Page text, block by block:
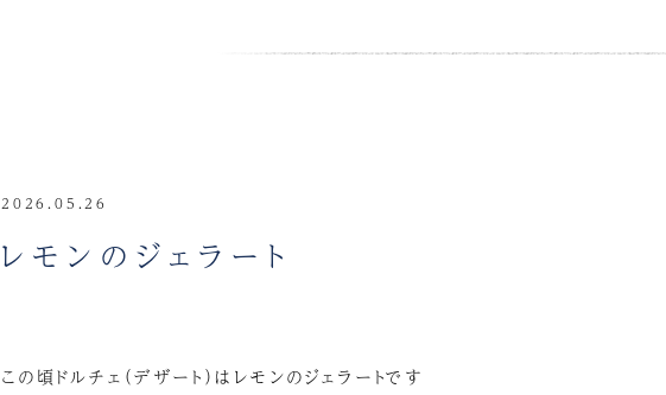
2026.05.26
レモンのジェラート
この頃ドルチェ（デザート）はレモンのジェラートです